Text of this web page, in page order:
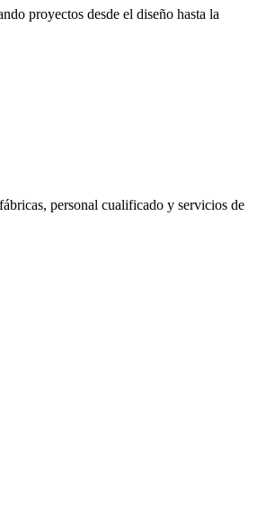
proyectos desde el diseño hasta la
personal cualificado y servicios de